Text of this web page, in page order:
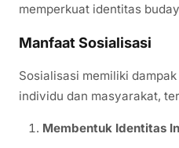
memperkuat identitas
Manfaat Sosialisasi
Sosialisasi memiliki
individu dan masyarakat,
Membentuk Identitas